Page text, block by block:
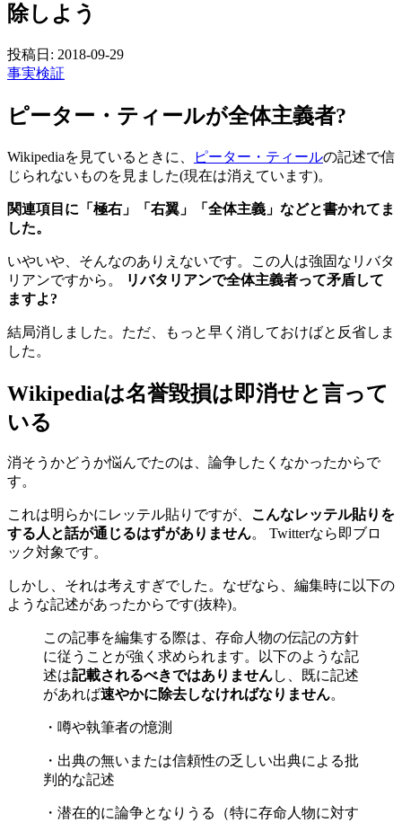
除しよう
投稿日: 2018-09-29
事実検証
ピーター・ティールが全体主義者?
Wikipediaを見ているときに、 ピーター・ティールの記述で信
じられないものを見ました(現在は消えています)。
関連項目に「極右」「右翼」「全体主義」などと書かれてま
した。
いやいや、そんなのありえないです。この人は強固なリバタ
リアンですから。
リバタリアンで全体主義者って矛盾して
ますよ?
結局消しました。ただ、もっと早く消しておけばと反省しま
した。
Wikipediaは名誉毀損は即消せと言って
いる
消そうかどうか悩んでたのは、論争したくなかったからで
す。
これは明らかにレッテル貼りですが、 こんなレッテル貼りを
する人と話が通じるはずがありません。 Twitterなら即ブロ
ック対象です。
しかし、それは考えすぎでした。なぜなら、編集時に以下の
ような記述があったからです(抜粋)。
この記事を編集する際は、存命人物の伝記の方針
に従うことが強く求められます。以下のような記
述は記載されるべきではありませんし、既に記述
があれば速やかに除去しなければなりません。
・噂や執筆者の憶測
・出典の無いまたは信頼性の乏しい出典による批
判的な記述
・潜在的に論争となりうる（特に存命人物に対す